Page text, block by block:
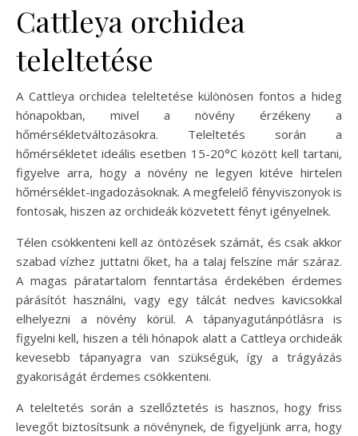
Cattleya orchidea
teleltetése
A Cattleya orchidea teleltetése különösen fontos a hideg
hónapokban, mivel a növény érzékeny a
hőmérsékletváltozásokra. Teleltetés során a
hőmérsékletet ideális esetben 15-20°C között kell tartani,
figyelve arra, hogy a növény ne legyen kitéve hirtelen
hőmérséklet-ingadozásoknak. A megfelelő fényviszonyok is
fontosak, hiszen az orchideák közvetett fényt igényelnek.
Télen csökkenteni kell az öntözések számát, és csak akkor
szabad vízhez juttatni őket, ha a talaj felszíne már száraz.
A magas páratartalom fenntartása érdekében érdemes
párásítót használni, vagy egy tálcát nedves kavicsokkal
elhelyezni a növény körül. A tápanyagutánpótlásra is
figyelni kell, hiszen a téli hónapok alatt a Cattleya orchideák
kevesebb tápanyagra van szükségük, így a trágyázás
gyakoriságát érdemes csökkenteni.
A teleltetés során a szellőztetés is hasznos, hogy friss
levegőt biztosítsunk a növénynek, de figyeljünk arra, hogy